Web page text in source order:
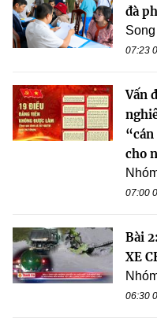
đà
07:23
Vấn
cho
07:00
Bài
XE
06:30